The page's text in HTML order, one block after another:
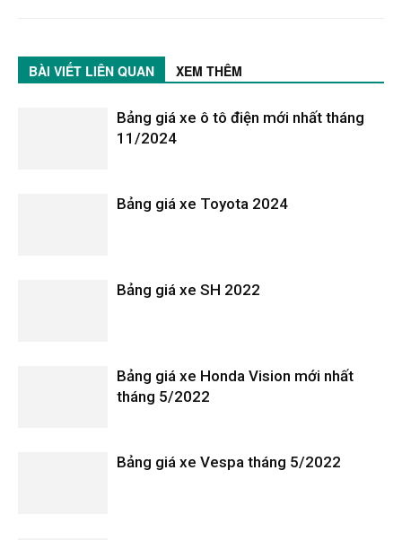
BÀI VIẾT LIÊN QUAN XEM THÊM
Bảng giá xe ô tô điện mới nhất tháng
11/2024
Bảng giá xe Toyota 2024
Bảng giá xe SH 2022
Bảng giá xe Honda Vision mới nhất
tháng 5/2022
Bảng giá xe Vespa tháng 5/2022